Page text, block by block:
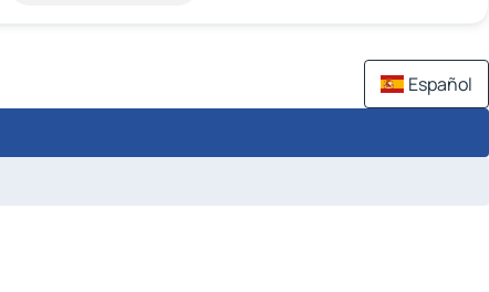
Español